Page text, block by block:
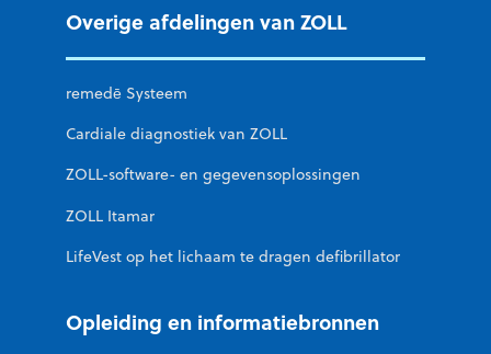
Overige afdelingen van ZOLL
remedē Systeem
Cardiale diagnostiek van ZOLL
ZOLL-software- en gegevensoplossingen
ZOLL Itamar
LifeVest op het lichaam te dragen defibrillator
Opleiding en informatiebronnen